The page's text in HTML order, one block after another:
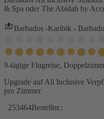
& Spa oder The Abidah by
Barbados -Karibik -
9-tägige Flugreise,
Upgrade auf All Inclusive
pro Zimmer
253464Bestellnr.: